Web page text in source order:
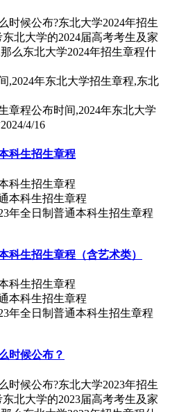
时候公布?东北大学2024年招生
北大学的2024届高考考生及家
么东北大学2024年招生章程什
章程公布时间,2024年东北大学
2024/4/16
科生招生章程
科生招生章程
年全日制普通本科生招生章程
科生招生章程（含艺术类）
科生招生章程
年全日制普通本科生招生章程
时候公布？
时候公布?东北大学2023年招生
北大学的2023届高考考生及家